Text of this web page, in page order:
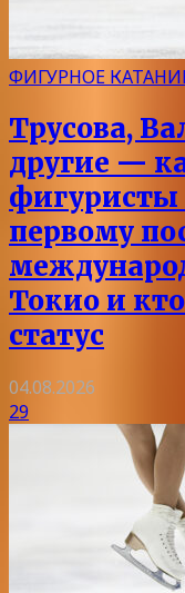
ФИГУРНОЕ
Трусова,
другие —
фигуристы
первому
Токио и
статус
04.08.2026
29